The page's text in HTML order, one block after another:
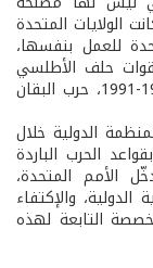
الولايات المتحدة
للعمل بنفسها،
حلف الأطلسي
(حرب كوريا العام 1950، حرب الخليج الثانية 1990-1991، حرب البقان
الدولية خلال
كان محكوماً بقواعد الحرب الباردة
الأمم المتحدة،
والإكتفاء
التابعة لهذه